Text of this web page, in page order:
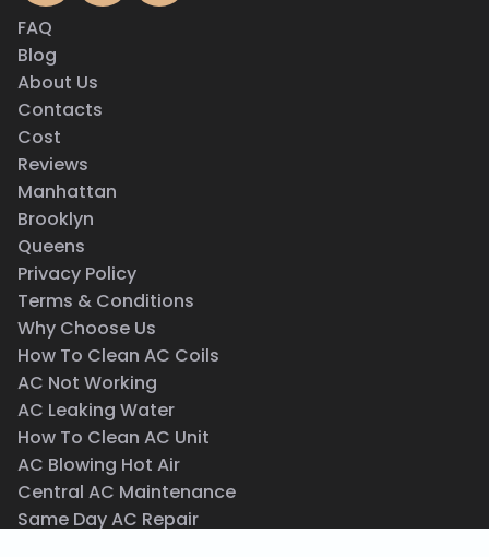
FAQ
Blog
About Us
Contacts
Cost
Reviews
Manhattan
Brooklyn
Queens
Privacy Policy
Terms & Conditions
Why Choose Us
How To Clean AC Coils
AC Not Working
AC Leaking Water
How To Clean AC Unit
AC Blowing Hot Air
Central AC Maintenance
Same Day AC Repair